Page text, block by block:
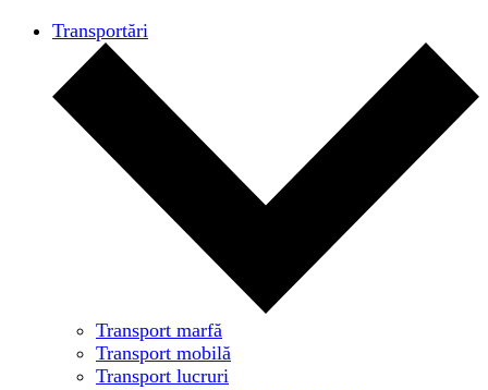
Transportări
Transport marfă
Transport mobilă
Transport lucruri